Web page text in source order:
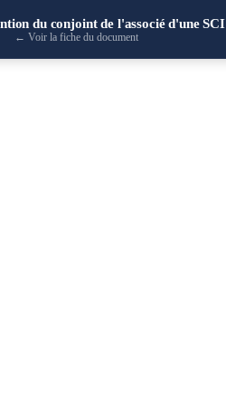
du conjoint de l'associé d'une SCI
←Voir la fiche du document